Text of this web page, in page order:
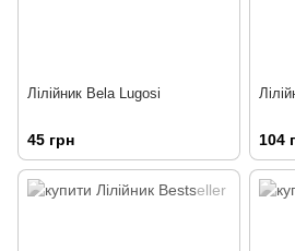
Лілійник Bela Lugosi
45 грн 104